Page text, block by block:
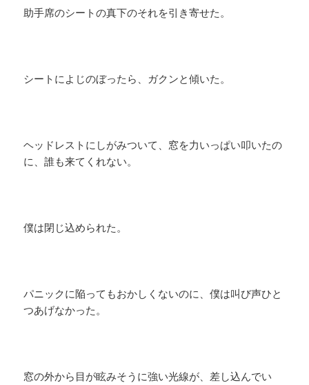
助手席のシートの真下のそれを引き寄せた。
シートによじのぼったら、ガクンと傾いた。
ヘッドレストにしがみついて、窓を力いっぱい叩いたの
に、誰も来てくれない。
僕は閉じ込められた。
パニックに陥ってもおかしくないのに、僕は叫び声ひと
つあげなかった。
窓の外から目が眩みそうに強い光線が、差し込んでい